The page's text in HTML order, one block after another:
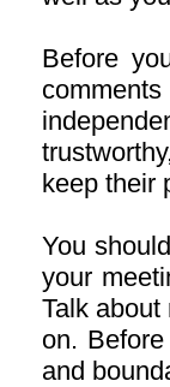
Before
keep their
You
your
Talk
on.
and